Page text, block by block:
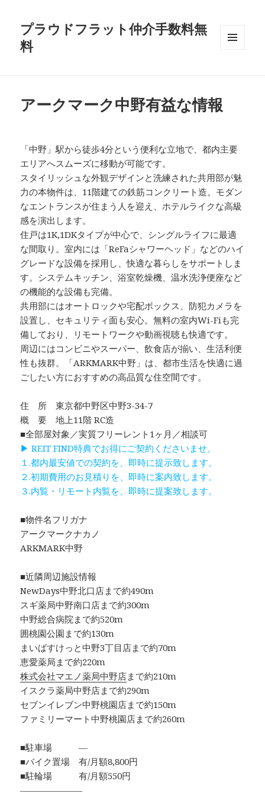
プラウドフラット仲介手数料無
料
アークマーク中野有益な情報
「中野」駅から徒歩4分という便利な立地で、都内主要
エリアへスムーズに移動が可能です。
スタイリッシュな外観デザインと洗練された共用部が魅
力の本物件は、11階建ての鉄筋コンクリート造。モダン
なエントランスが住まう人を迎え、ホテルライクな高級
感を演出します。
住戸は1K,1DKタイプが中心で、シングルライフに最適
な間取り。室内には「ReFaシャワーヘッド」などのハイ
グレードな設備を採用し、快適な暮らしをサポートしま
す。システムキッチン、浴室乾燥機、温水洗浄便座など
の機能的な設備も完備。
共用部にはオートロックや宅配ボックス、防犯カメラを
設置し、セキュリティ面も安心。無料の室内Wi-Fiも完
備しており、リモートワークや動画視聴も快適です。
周辺にはコンビニやスーパー、飲食店が揃い、生活利便
性も抜群。「ARKMARK中野」は、都市生活を快適に過
ごしたい方におすすめの高品質な住空間です。
住 所 東京都中野区中野3-34-7
概 要 地上11階 RC造
■全部屋対象／実質フリーレント1ヶ月／相談可
▶ REIT FIND特典でお得にご契約くださいませ。
１.都内最安値での契約を、即時に提示致します。
２.初期費用のお見積りを、即時に案内致します。
３.内覧・リモート内覧を、即時に提案致します。
■物件名フリガナ
アークマークナカノ
ARKMARK中野
■近隣周辺施設情報
NewDays中野北口店まで約490m
スギ薬局中野南口店まで約300m
中野総合病院まで約520m
囲桃園公園まで約130m
まいばすけっと中野3丁目店まで約70m
恵愛薬局まで約220m
株式会社マエノ薬局中野店まで約210m
イスクラ薬局中野店まで約290m
セブンイレブン中野桃園店まで約150m
ファミリーマート中野桃園店まで約260m
■駐車場 ―
■バイク置場 有/月額8,800円
■駐輪場 有/月額550円
―――――――